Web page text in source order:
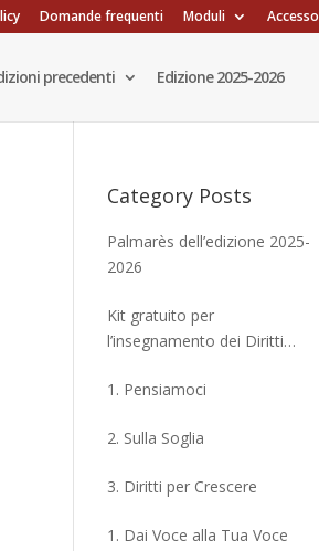
Domande frequenti Moduli Accesso
precedenti Edizione 2025-2026
Category Posts
Palmarès dell’edizione 2025-
2026
Kit gratuito per
l’insegnamento dei Diritti
a distanza
1. Pensiamoci
2. Sulla Soglia
3. Diritti per Crescere
1. Dai Voce alla Tua Voce